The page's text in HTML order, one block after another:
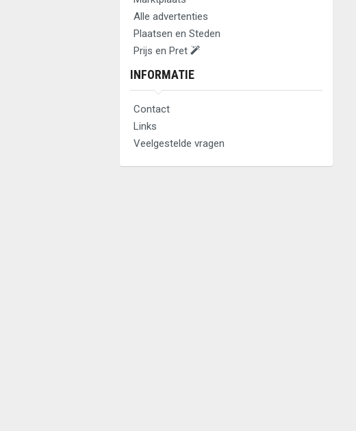
Alle advertenties
Plaatsen en Steden
Prijs en Pret
INFORMATIE
Contact
Links
Veelgestelde vragen